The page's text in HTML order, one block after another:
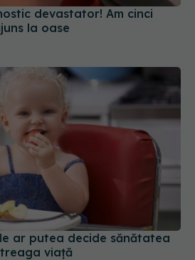
devastator! Am cinci
la oase
ar putea decide sănătatea
viață